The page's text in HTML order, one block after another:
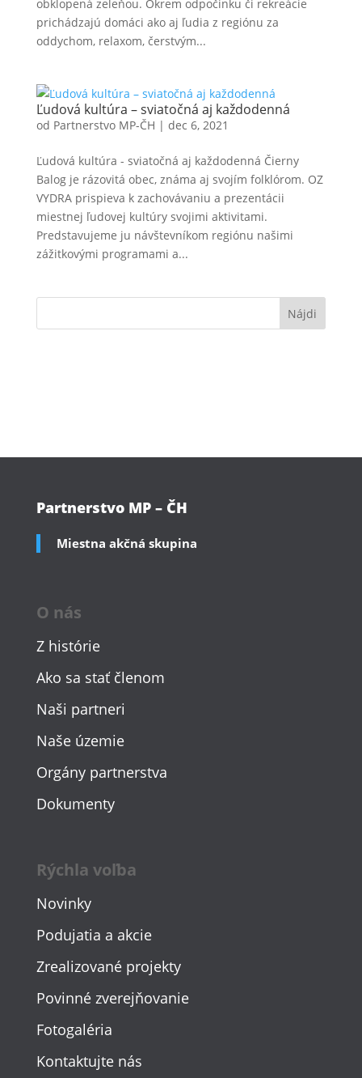
obklopená zeleňou. Okrem odpočinku či rekreácie
prichádzajú domáci ako aj ľudia z regiónu za
oddychom, relaxom, čerstvým...
Ľudová kultúra – sviatočná aj každodenná
od Partnerstvo MP-ČH | dec 6, 2021
Ľudová kultúra - sviatočná aj každodenná Čierny
Balog je rázovitá obec, známa aj svojím folklórom. OZ
VYDRA prispieva k zachovávaniu a prezentácii
miestnej ľudovej kultúry svojimi aktivitami.
Predstavujeme ju návštevníkom regiónu našimi
zážitkovými programami a...
Partnerstvo MP – ČH
Miestna akčná skupina
O nás
Z histórie
Ako sa stať členom
Naši partneri
Naše územie
Orgány partnerstva
Dokumenty
Rýchla voľba
Novinky
Podujatia a akcie
Zrealizované projekty
Povinné zverejňovanie
Fotogaléria
Kontaktujte nás